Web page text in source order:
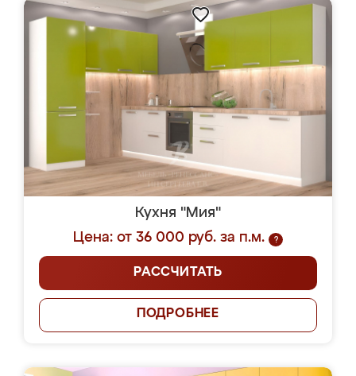
Кухня "Мия"
Цена: от 36 000 руб. за п.м.
?
РАССЧИТАТЬ
ПОДРОБНЕЕ